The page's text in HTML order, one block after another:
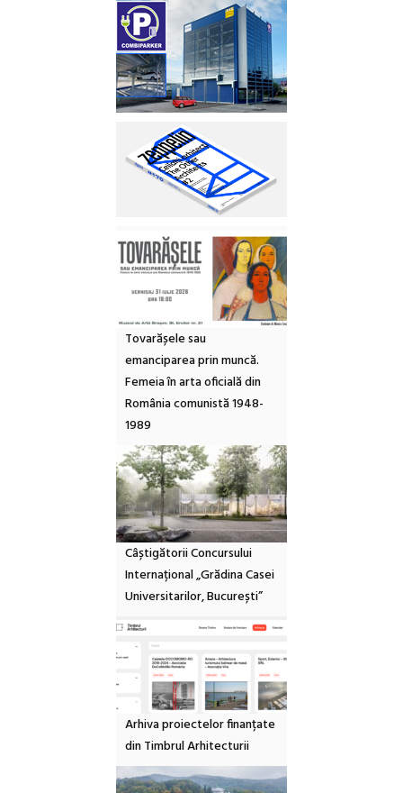
Tovarășele sau
emanciparea prin muncă.
Femeia în arta oficială din
România comunistă 1948-
1989
Câștigătorii Concursului
Internațional „Grădina Casei
Universitarilor, București”
Arhiva proiectelor finanțate
din Timbrul Arhitecturii